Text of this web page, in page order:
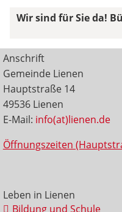
Wir sind für Sie da!
Anschrift
Gemeinde Lienen
Hauptstraße 14
49536 Lienen
E-Mail: info(at)lienen.de
Öffnungszeiten
Leben in Lienen
Bildung und Schule